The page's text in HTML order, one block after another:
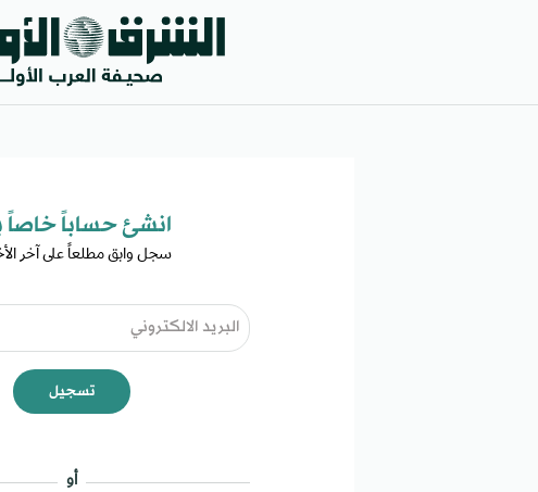
انشئ حساباً
سجل وابق مطلعاً على آخر
تسجيل
أو